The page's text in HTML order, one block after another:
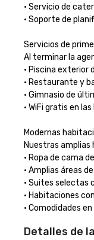
• Servicio de
• Soporte de
Servicios de
Al terminar la
• Piscina exterior
• Restaurante y
• Gimnasio de
• WiFi gratis en
Modernas
Nuestras amplias
• Ropa de cama
• Amplias áreas
• Suites selectas
• Habitaciones
• Comodidades
Detalles de